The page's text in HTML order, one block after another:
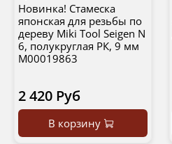
Новинка! Стамеска
японская для резьбы по
дереву Miki Tool Seigen N
6, полукруглая РК, 9 мм
М00019863
2 420 Руб
В корзину